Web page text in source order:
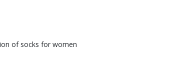
of socks for women